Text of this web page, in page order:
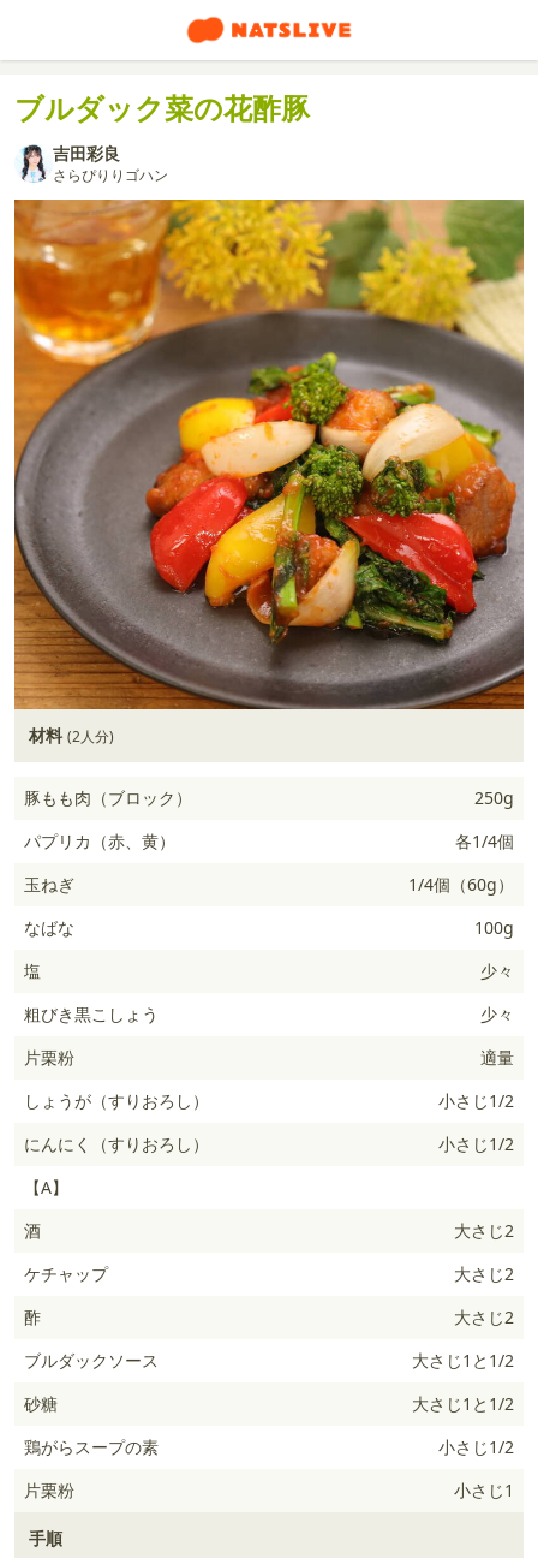
ブルダック菜の花酢豚
吉田彩良
さらぴりりゴハン
材料 (2人分)
豚もも肉（ブロック）
250g
パプリカ（赤、黄）
各1/4個
玉ねぎ
1/4個（60g）
なばな
100g
塩
少々
粗びき黒こしょう
少々
片栗粉
適量
しょうが（すりおろし）
小さじ1/2
にんにく（すりおろし）
小さじ1/2
【A】
酒
大さじ2
ケチャップ
大さじ2
酢
大さじ2
ブルダックソース
大さじ1と1/2
砂糖
大さじ1と1/2
鶏がらスープの素
小さじ1/2
片栗粉
小さじ1
手順